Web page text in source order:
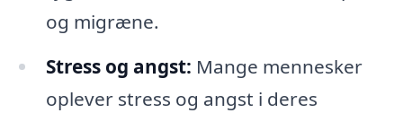
og migræne.
Stress og angst: Mange mennesker
oplever stress og angst i deres